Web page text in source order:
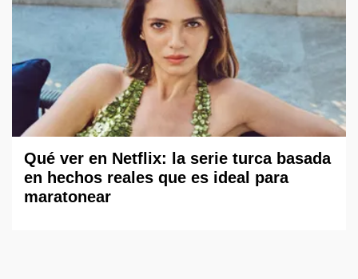
Qué ver en Netflix: la serie turca basada
en hechos reales que es ideal para
maratonear